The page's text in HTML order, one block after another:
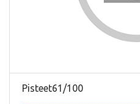
Pisteet61/100